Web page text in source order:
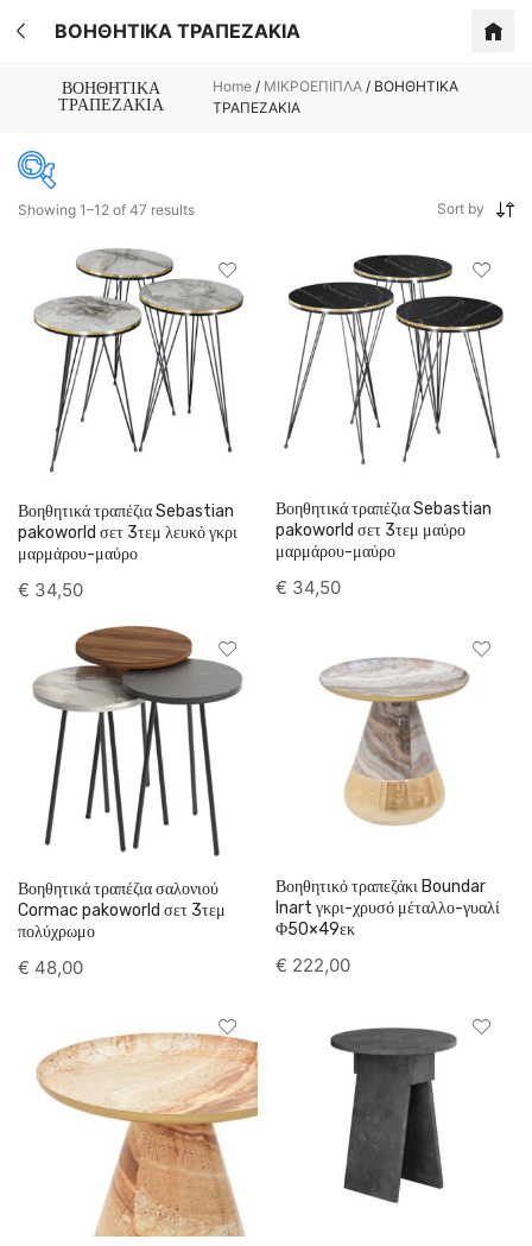
ΒΟΗΘΗΤΙΚΑ ΤΡΑΠΕΖΑΚΙΑ
ΒΟΗΘΗΤΙΚΑ
ΤΡΑΠΕΖΑΚΙΑ
Home / ΜΙΚΡΟΕΠΙΠΛΑ / ΒΟΗΘΗΤΙΚΑ
ΤΡΑΠΕΖΑΚΙΑ
Filter by price
€ 25
25 124
Product weight
10 kg(0)
20 kg (0)
30 kg (0)
Showing 1–12 of 47 results Sort by
Βοηθητικά τραπέζια Sebastian
pakoworld σετ 3τεμ λευκό γκρι
μαρμάρου-μαύρο
€ 34,50
Βοηθητικά τραπέζια Sebastian
pakoworld σετ 3τεμ μαύρο
μαρμάρου-μαύρο
€ 34,50
Βοηθητικά τραπέζια σαλονιού
Cormac pakoworld σετ 3τεμ
πολύχρωμο
€ 48,00
Βοηθητικό τραπεζάκι Boundar
Inart γκρι-χρυσό μέταλλο-γυαλί
Φ50×49εκ
€ 222,00